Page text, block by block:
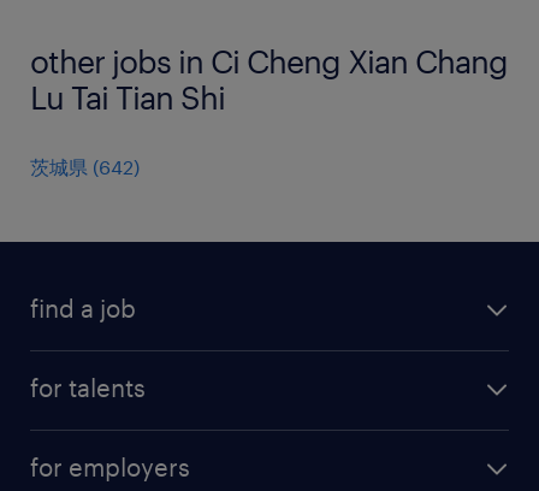
other jobs in Ci Cheng Xian Chang
Lu Tai Tian Shi
茨城県 (642)
find a job
for talents
for employers